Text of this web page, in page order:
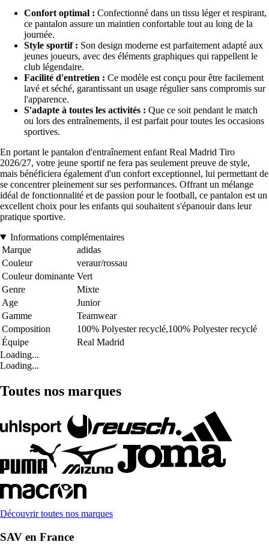
Confort optimal : Confectionné dans un tissu léger et respirant,
ce pantalon assure un maintien confortable tout au long de la
journée.
Style sportif : Son design moderne est parfaitement adapté aux
jeunes joueurs, avec des éléments graphiques qui rappellent le
club légendaire.
Facilité d'entretien : Ce modèle est conçu pour être facilement
lavé et séché, garantissant un usage régulier sans compromis sur
l'apparence.
S'adapte à toutes les activités : Que ce soit pendant le match
ou lors des entraînements, il est parfait pour toutes les occasions
sportives.
En portant le pantalon d'entraînement enfant Real Madrid Tiro
2026/27, votre jeune sportif ne fera pas seulement preuve de style,
mais bénéficiera également d'un confort exceptionnel, lui permettant de
se concentrer pleinement sur ses performances. Offrant un mélange
idéal de fonctionnalité et de passion pour le football, ce pantalon est un
excellent choix pour les enfants qui souhaitent s'épanouir dans leur
pratique sportive.
Informations complémentaires
Marque
adidas
Couleur
veraur/rossau
Couleur dominante Vert
Genre
Mixte
Age
Junior
Gamme
Teamwear
Composition
100% Polyester recyclé,100% Polyester recyclé
Équipe
Real Madrid
Loading...
Loading...
Toutes nos marques
Découvrir toutes nos marques
SAV en France